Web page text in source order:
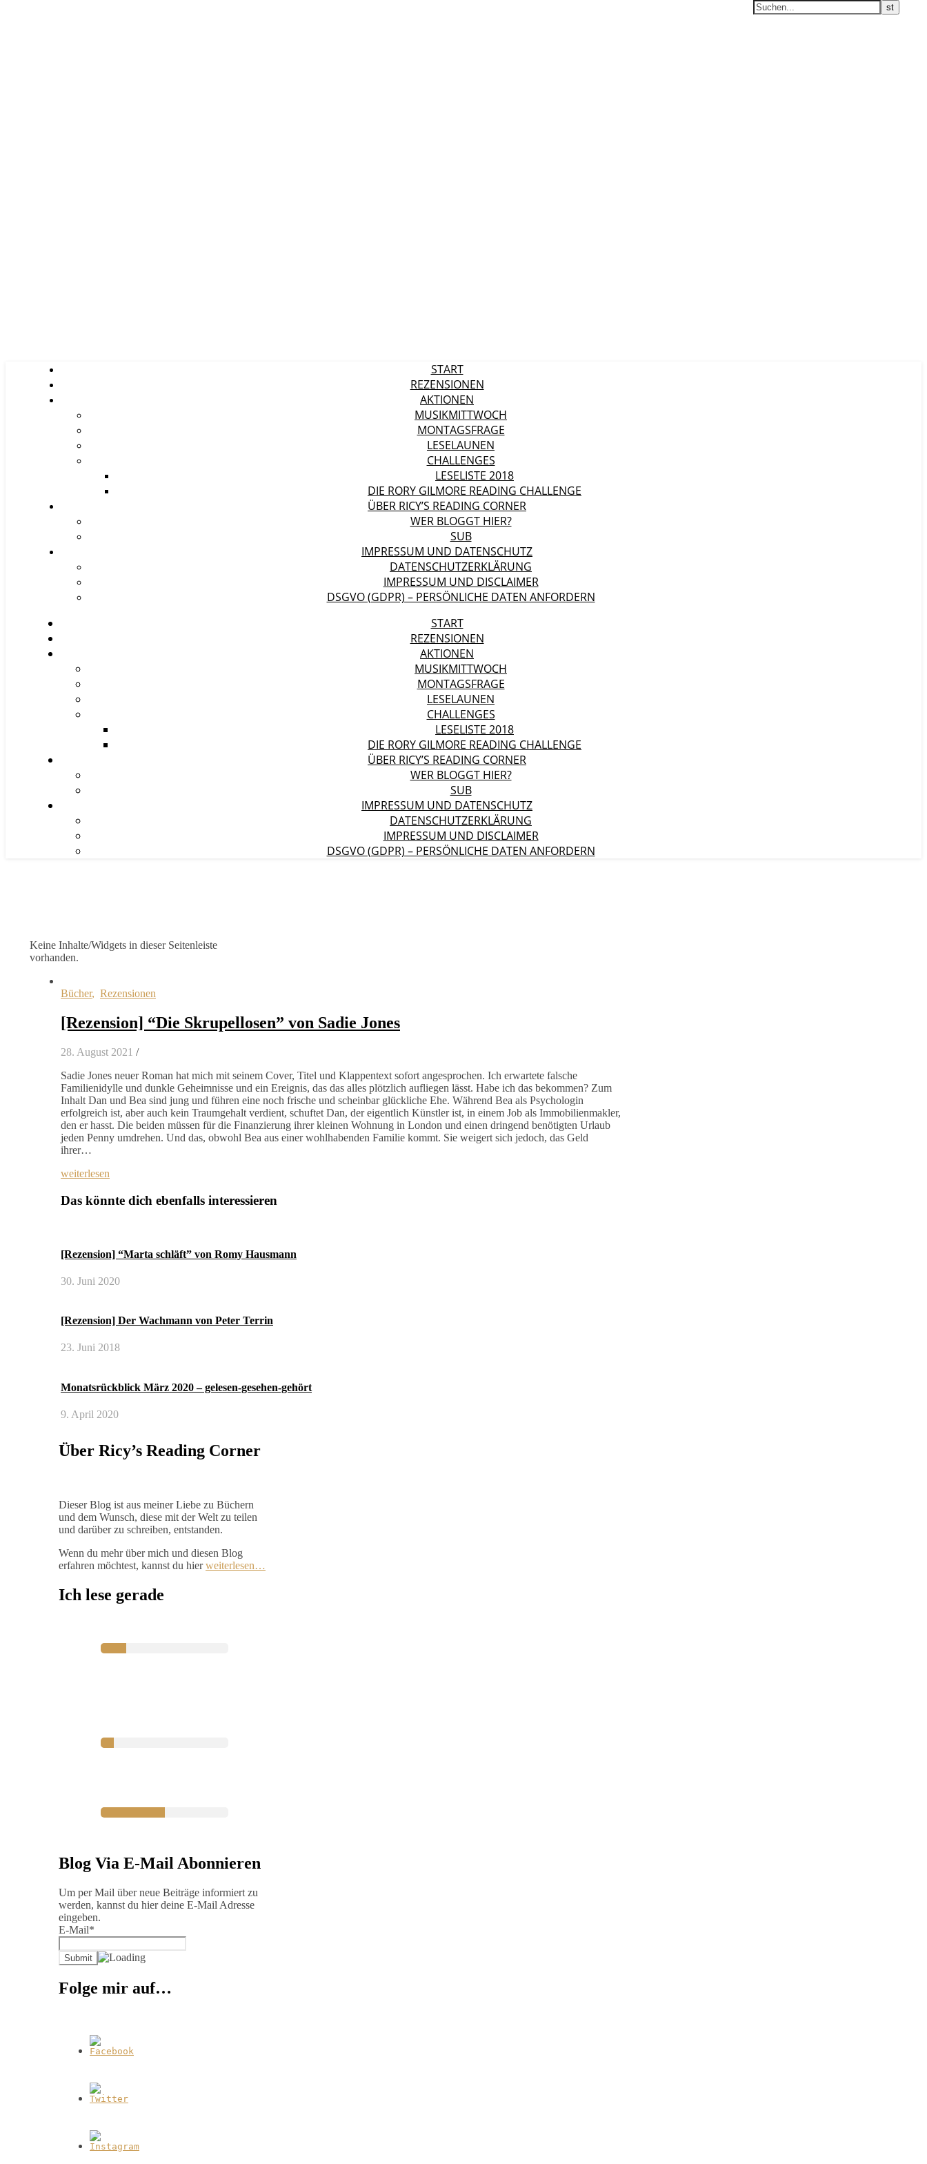
START
REZENSIONEN
AKTIONEN
MUSIKMITTWOCH
MONTAGSFRAGE
LESELAUNEN
CHALLENGES
LESELISTE 2018
DIE RORY GILMORE READING CHALLENGE
ÜBER RICY’S READING CORNER
WER BLOGGT HIER?
SUB
IMPRESSUM UND DATENSCHUTZ
DATENSCHUTZERKLÄRUNG
IMPRESSUM UND DISCLAIMER
DSGVO (GDPR) – PERSÖNLICHE DATEN ANFORDERN
START
REZENSIONEN
AKTIONEN
MUSIKMITTWOCH
MONTAGSFRAGE
LESELAUNEN
CHALLENGES
LESELISTE 2018
DIE RORY GILMORE READING CHALLENGE
ÜBER RICY’S READING CORNER
WER BLOGGT HIER?
SUB
IMPRESSUM UND DATENSCHUTZ
DATENSCHUTZERKLÄRUNG
IMPRESSUM UND DISCLAIMER
DSGVO (GDPR) – PERSÖNLICHE DATEN ANFORDERN
Keine Inhalte/Widgets in dieser Seitenleiste
vorhanden.
Bücher, Rezensionen
[Rezension] “Die Skrupellosen” von Sadie Jones
28. August 2021 /
Sadie Jones neuer Roman hat mich mit seinem Cover, Titel und Klappentext sofort angesprochen. Ich erwartete falsche
Familienidylle und dunkle Geheimnisse und ein Ereignis, das das alles plötzlich aufliegen lässt. Habe ich das bekommen? Zum
Inhalt Dan und Bea sind jung und führen eine noch frische und scheinbar glückliche Ehe. Während Bea als Psychologin
erfolgreich ist, aber auch kein Traumgehalt verdient, schuftet Dan, der eigentlich Künstler ist, in einem Job als Immobilienmakler,
den er hasst. Die beiden müssen für die Finanzierung ihrer kleinen Wohnung in London und einen dringend benötigten Urlaub
jeden Penny umdrehen. Und das, obwohl Bea aus einer wohlhabenden Familie kommt. Sie weigert sich jedoch, das Geld
ihrer…
weiterlesen
Das könnte dich ebenfalls interessieren
[Rezension] “Marta schläft” von Romy Hausmann
30. Juni 2020
[Rezension] Der Wachmann von Peter Terrin
23. Juni 2018
Monatsrückblick März 2020 – gelesen-gesehen-gehört
9. April 2020
Über Ricy’s Reading Corner
Dieser Blog ist aus meiner Liebe zu Büchern
und dem Wunsch, diese mit der Welt zu teilen
und darüber zu schreiben, entstanden.
Wenn du mehr über mich und diesen Blog
erfahren möchtest, kannst du hierweiterlesen…
Ich lese gerade
Blog Via E-Mail Abonnieren
Um per Mail über neue Beiträge informiert zu
werden, kannst du hier deine E-Mail Adresse
eingeben.
E-Mail*
Folge mir auf…